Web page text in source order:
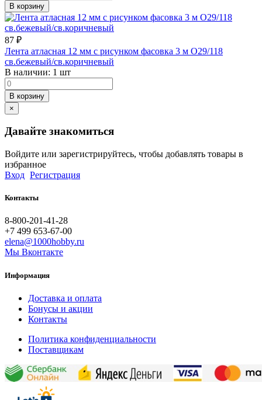
В корзину
87 ₽
Лента атласная 12 мм с рисунком фасовка 3 м O29/118
св.бежевый/св.коричневый
В наличии: 1 шт
В корзину
×
Давайте знакомиться
Войдите или зарегистрируйтесь, чтобы добавлять товары в
избранное
Вход Регистрация
Контакты
8-800-201-41-28
+7 499 653-67-00
elena@1000hobby.ru
Мы Вконтакте
Информация
Доставка и оплата
Бонусы и акции
Контакты
Политика конфиденциальности
Поставщикам